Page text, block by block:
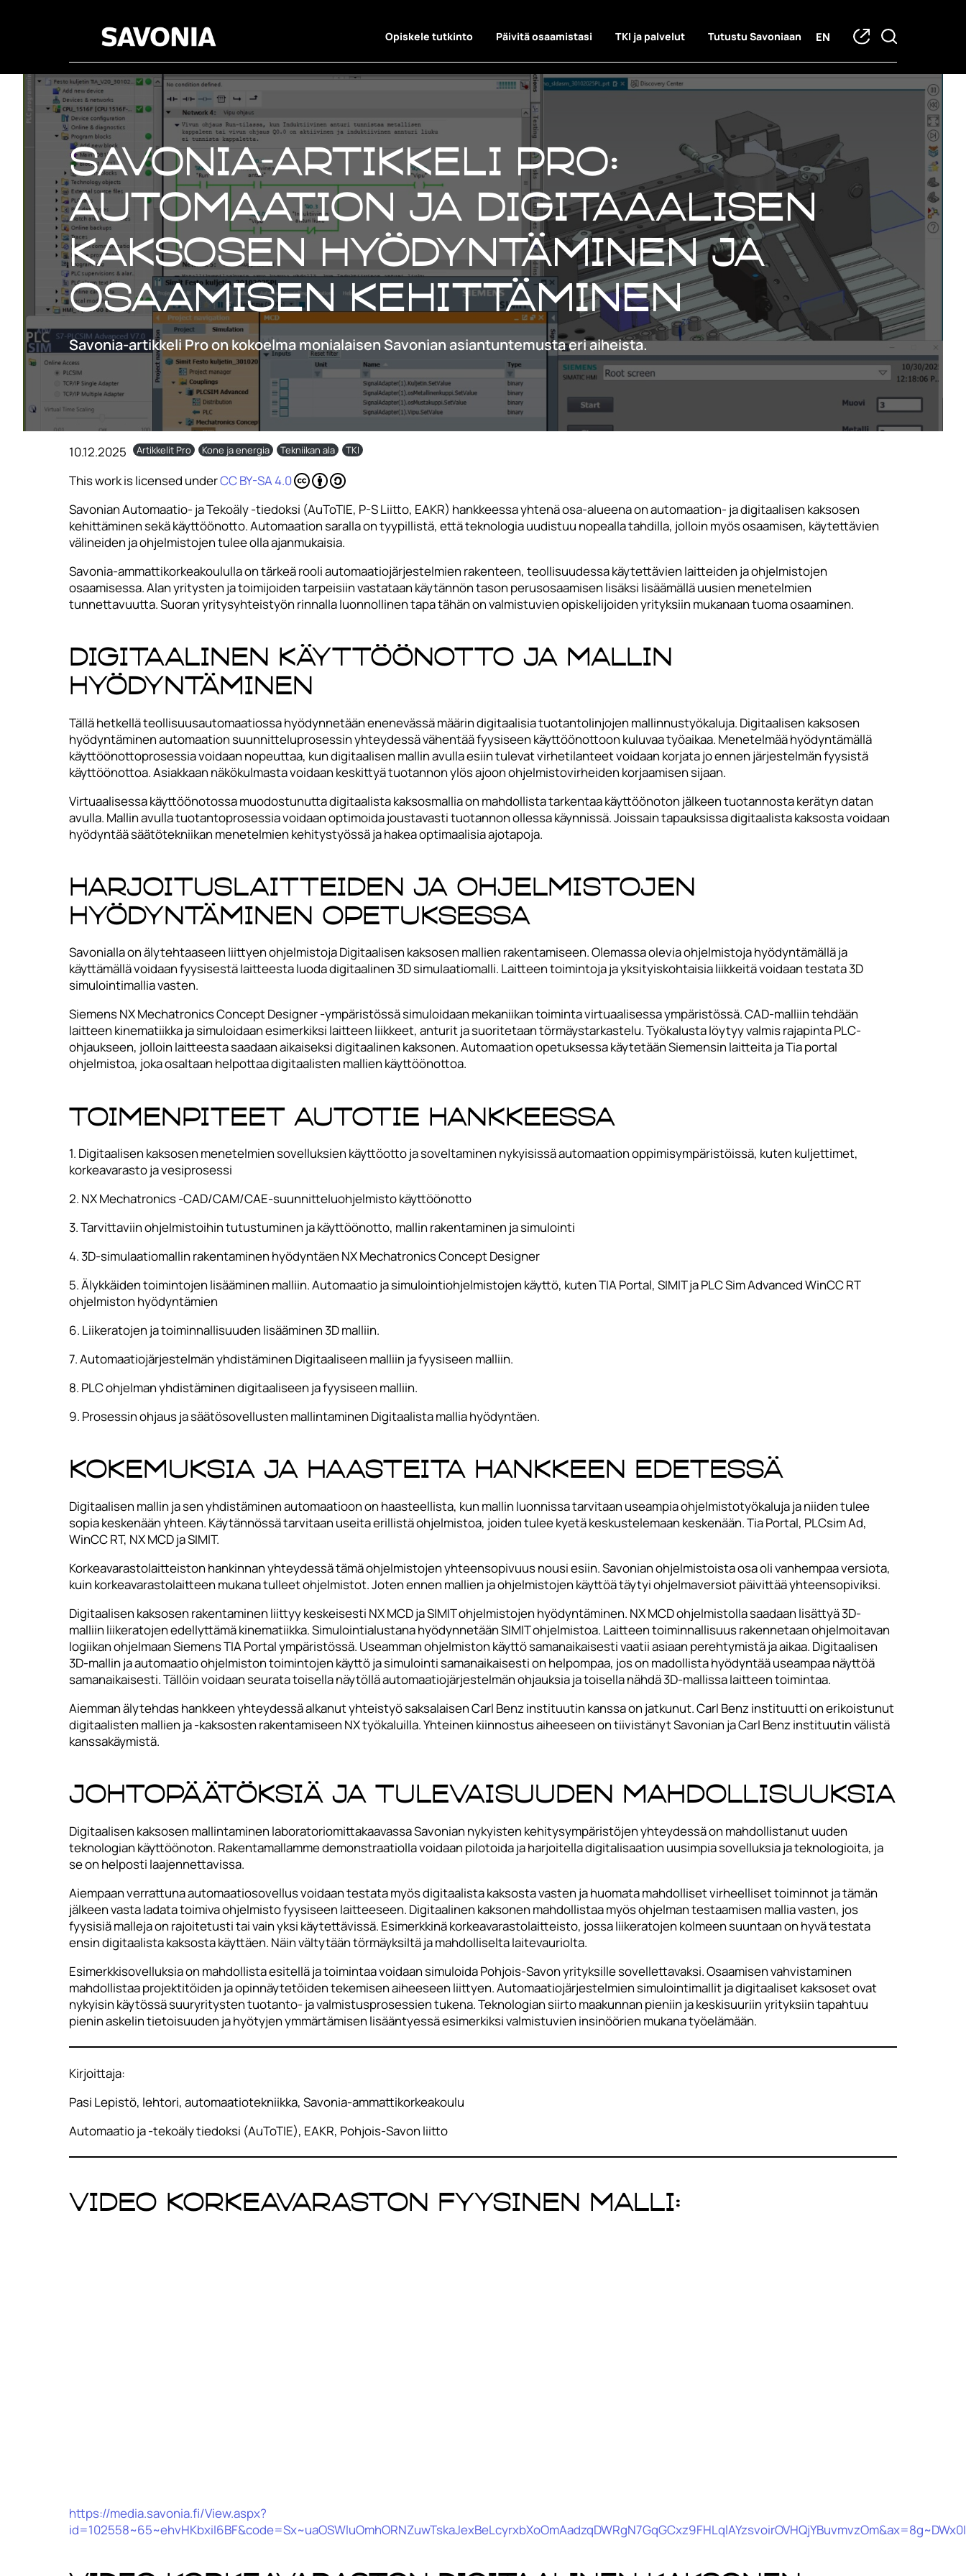
Opiskele tutkinto Päivitä osaamistasi TKI ja palvelut Tutustu Savoniaan EN
Savonia-artikkeli Pro:
Automaation ja digitaaalisen
kaksosen hyödyntäminen ja
osaamisen kehittäminen
Savonia-artikkeli Pro on kokoelma monialaisen Savonian asiantuntemusta eri aiheista.
10.12.2025 Artikkelit Pro Kone ja energia Tekniikan ala TKI
This work is licensed underCC BY-SA 4.0
Savonian Automaatio- ja Tekoäly -tiedoksi (AuToTIE, P-S Liitto, EAKR) hankkeessa yhtenä osa-alueena on automaation- ja digitaalisen kaksosen
kehittäminen sekä käyttöönotto. Automaation saralla on tyypillistä, että teknologia uudistuu nopealla tahdilla, jolloin myös osaamisen, käytettävien
välineiden ja ohjelmistojen tulee olla ajanmukaisia.
Savonia-ammattikorkeakoululla on tärkeä rooli automaatiojärjestelmien rakenteen, teollisuudessa käytettävien laitteiden ja ohjelmistojen
osaamisessa. Alan yritysten ja toimijoiden tarpeisiin vastataan käytännön tason perusosaamisen lisäksi lisäämällä uusien menetelmien
tunnettavuutta. Suoran yritysyhteistyön rinnalla luonnollinen tapa tähän on valmistuvien opiskelijoiden yrityksiin mukanaan tuoma osaaminen.
Digitaalinen käyttöönotto ja mallin
hyödyntäminen
Tällä hetkellä teollisuusautomaatiossa hyödynnetään enenevässä määrin digitaalisia tuotantolinjojen mallinnustyökaluja. Digitaalisen kaksosen
hyödyntäminen automaation suunnitteluprosessin yhteydessä vähentää fyysiseen käyttöönottoon kuluvaa työaikaa. Menetelmää hyödyntämällä
käyttöönottoprosessia voidaan nopeuttaa, kun digitaalisen mallin avulla esiin tulevat virhetilanteet voidaan korjata jo ennen järjestelmän fyysistä
käyttöönottoa. Asiakkaan näkökulmasta voidaan keskittyä tuotannon ylös ajoon ohjelmistovirheiden korjaamisen sijaan.
Virtuaalisessa käyttöönotossa muodostunutta digitaalista kaksosmallia on mahdollista tarkentaa käyttöönoton jälkeen tuotannosta kerätyn datan
avulla. Mallin avulla tuotantoprosessia voidaan optimoida joustavasti tuotannon ollessa käynnissä. Joissain tapauksissa digitaalista kaksosta voidaan
hyödyntää säätötekniikan menetelmien kehitystyössä ja hakea optimaalisia ajotapoja.
Harjoituslaitteiden ja ohjelmistojen
hyödyntäminen opetuksessa
Savonialla on älytehtaaseen liittyen ohjelmistoja Digitaalisen kaksosen mallien rakentamiseen. Olemassa olevia ohjelmistoja hyödyntämällä ja
käyttämällä voidaan fyysisestä laitteesta luoda digitaalinen 3D simulaatiomalli. Laitteen toimintoja ja yksityiskohtaisia liikkeitä voidaan testata 3D
simulointimallia vasten.
Siemens NX Mechatronics Concept Designer -ympäristössä simuloidaan mekaniikan toiminta virtuaalisessa ympäristössä. CAD-malliin tehdään
laitteen kinematiikka ja simuloidaan esimerkiksi laitteen liikkeet, anturit ja suoritetaan törmäystarkastelu. Työkalusta löytyy valmis rajapinta PLC-
ohjaukseen, jolloin laitteesta saadaan aikaiseksi digitaalinen kaksonen. Automaation opetuksessa käytetään Siemensin laitteita ja Tia portal
ohjelmistoa, joka osaltaan helpottaa digitaalisten mallien käyttöönottoa.
Toimenpiteet AuToTIE hankkeessa
1. Digitaalisen kaksosen menetelmien sovelluksien käyttöotto ja soveltaminen nykyisissä automaation oppimisympäristöissä, kuten kuljettimet,
korkeavarasto ja vesiprosessi
2. NX Mechatronics -CAD/CAM/CAE-suunnitteluohjelmisto käyttöönotto
3. Tarvittaviin ohjelmistoihin tutustuminen ja käyttöönotto, mallin rakentaminen ja simulointi
4. 3D-simulaatiomallin rakentaminen hyödyntäen NX Mechatronics Concept Designer
5. Älykkäiden toimintojen lisääminen malliin. Automaatio ja simulointiohjelmistojen käyttö, kuten TIA Portal, SIMIT ja PLC Sim Advanced WinCC RT
ohjelmiston hyödyntämien
6. Liikeratojen ja toiminnallisuuden lisääminen 3D malliin.
7. Automaatiojärjestelmän yhdistäminen Digitaaliseen malliin ja fyysiseen malliin.
8. PLC ohjelman yhdistäminen digitaaliseen ja fyysiseen malliin.
9. Prosessin ohjaus ja säätösovellusten mallintaminen Digitaalista mallia hyödyntäen.
Kokemuksia ja haasteita hankkeen edetessä
Digitaalisen mallin ja sen yhdistäminen automaatioon on haasteellista, kun mallin luonnissa tarvitaan useampia ohjelmistotyökaluja ja niiden tulee
sopia keskenään yhteen. Käytännössä tarvitaan useita erillistä ohjelmistoa, joiden tulee kyetä keskustelemaan keskenään. Tia Portal, PLCsim Ad,
WinCC RT, NX MCD ja SIMIT.
Korkeavarastolaitteiston hankinnan yhteydessä tämä ohjelmistojen yhteensopivuus nousi esiin. Savonian ohjelmistoista osa oli vanhempaa versiota,
kuin korkeavarastolaitteen mukana tulleet ohjelmistot. Joten ennen mallien ja ohjelmistojen käyttöä täytyi ohjelmaversiot päivittää yhteensopiviksi.
Digitaalisen kaksosen rakentaminen liittyy keskeisesti NX MCD ja SIMIT ohjelmistojen hyödyntäminen. NX MCD ohjelmistolla saadaan lisättyä 3D-
malliin liikeratojen edellyttämä kinematiikka. Simulointialustana hyödynnetään SIMIT ohjelmistoa. Laitteen toiminnallisuus rakennetaan ohjelmoitavan
logiikan ohjelmaan Siemens TIA Portal ympäristössä. Useamman ohjelmiston käyttö samanaikaisesti vaatii asiaan perehtymistä ja aikaa. Digitaalisen
3D-mallin ja automaatio ohjelmiston toimintojen käyttö ja simulointi samanaikaisesti on helpompaa, jos on madollista hyödyntää useampaa näyttöä
samanaikaisesti. Tällöin voidaan seurata toisella näytöllä automaatiojärjestelmän ohjauksia ja toisella nähdä 3D-mallissa laitteen toimintaa.
Aiemman älytehdas hankkeen yhteydessä alkanut yhteistyö saksalaisen Carl Benz instituutin kanssa on jatkunut. Carl Benz instituutti on erikoistunut
digitaalisten mallien ja -kaksosten rakentamiseen NX työkaluilla. Yhteinen kiinnostus aiheeseen on tiivistänyt Savonian ja Carl Benz instituutin välistä
kanssakäymistä.
Johtopäätöksiä ja tulevaisuuden mahdollisuuksia
Digitaalisen kaksosen mallintaminen laboratoriomittakaavassa Savonian nykyisten kehitysympäristöjen yhteydessä on mahdollistanut uuden
teknologian käyttöönoton. Rakentamallamme demonstraatiolla voidaan pilotoida ja harjoitella digitalisaation uusimpia sovelluksia ja teknologioita, ja
se on helposti laajennettavissa.
Aiempaan verrattuna automaatiosovellus voidaan testata myös digitaalista kaksosta vasten ja huomata mahdolliset virheelliset toiminnot ja tämän
jälkeen vasta ladata toimiva ohjelmisto fyysiseen laitteeseen. Digitaalinen kaksonen mahdollistaa myös ohjelman testaamisen mallia vasten, jos
fyysisiä malleja on rajoitetusti tai vain yksi käytettävissä. Esimerkkinä korkeavarastolaitteisto, jossa liikeratojen kolmeen suuntaan on hyvä testata
ensin digitaalista kaksosta käyttäen. Näin vältytään törmäyksiltä ja mahdolliselta laitevauriolta.
Esimerkkisovelluksia on mahdollista esitellä ja toimintaa voidaan simuloida Pohjois-Savon yrityksille sovellettavaksi. Osaamisen vahvistaminen
mahdollistaa projektitöiden ja opinnäytetöiden tekemisen aiheeseen liittyen. Automaatiojärjestelmien simulointimallit ja digitaaliset kaksoset ovat
nykyisin käytössä suuryritysten tuotanto- ja valmistusprosessien tukena. Teknologian siirto maakunnan pieniin ja keskisuuriin yrityksiin tapahtuu
pienin askelin tietoisuuden ja hyötyjen ymmärtämisen lisääntyessä esimerkiksi valmistuvien insinöörien mukana työelämään.
Kirjoittaja:
Pasi Lepistö, lehtori, automaatiotekniikka, Savonia-ammattikorkeakoulu
Automaatio ja -tekoäly tiedoksi (AuToTIE), EAKR, Pohjois-Savon liitto
Video Korkeavaraston fyysinen malli:
https://media.savonia.fi/View.aspx?